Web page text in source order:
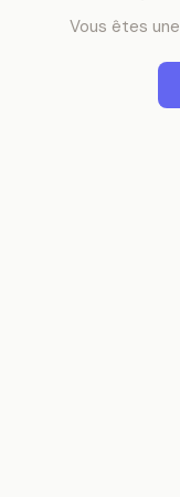
Vous êtes une